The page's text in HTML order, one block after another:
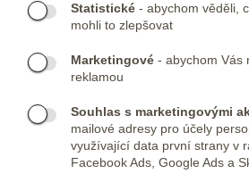
Statistické - abychom věděli,
mohli to zlepšovat
Marketingové - abychom Vás
reklamou
Souhlas s marketingovými
mailové adresy pro účely
využívající data první strany v
Facebook Ads, Google Ads a
KONTAKTY:
KONTAKTNÍ FORMULÁŘ
PROVOZOVNA: